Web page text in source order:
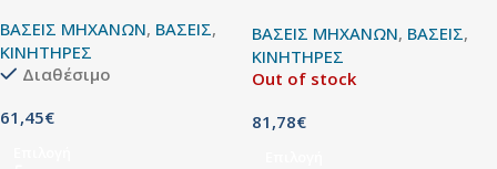
ΒΑΣΕΙΣ ΜΗΧΑΝΩΝ, ΒΑΣΕΙΣ,
ΚΙΝΗΤΗΡΕΣ
Διαθέσιμο
61,45€
ΒΑΣΕΙΣ ΜΗΧΑΝΩΝ, ΒΑΣΕΙΣ,
ΚΙΝΗΤΗΡΕΣ
Out of stock
81,78€